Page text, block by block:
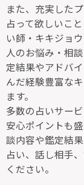
また、充実した
占って欲しいこ
い師・キキジョ
人のお悩み・相
定結果やアドバ
んだ経験豊富な
ます。
多数の占いサー
安心ポイントも
談内容や鑑定結
占い、話し相手
ください。